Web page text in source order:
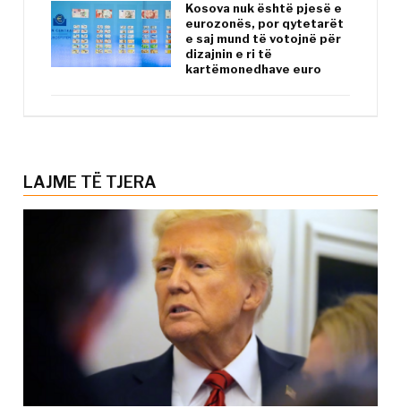
Kosova nuk është pjesë e
eurozonës, por qytetarët
e saj mund të votojnë për
dizajnin e ri të
kartëmonedhave euro
LAJME TË TJERA